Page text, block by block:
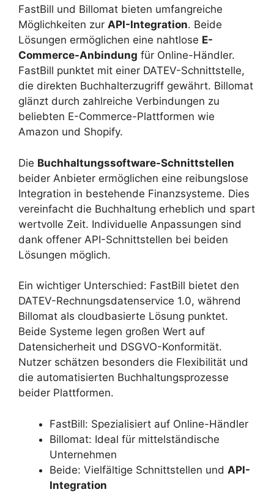
FastBill und Billomat bieten umfangreiche
Möglichkeiten zur API-Integration. Beide
Lösungen ermöglichen eine nahtlose E-
Commerce-Anbindung für Online-Händler.
FastBill punktet mit einer DATEV-Schnittstelle,
die direkten Buchhalterzugriff gewährt. Billomat
glänzt durch zahlreiche Verbindungen zu
beliebten E-Commerce-Plattformen wie
Amazon und Shopify.
Die Buchhaltungssoftware-Schnittstellen
beider Anbieter ermöglichen eine reibungslose
Integration in bestehende Finanzsysteme. Dies
vereinfacht die Buchhaltung erheblich und spart
wertvolle Zeit. Individuelle Anpassungen sind
dank offener API-Schnittstellen bei beiden
Lösungen möglich.
Ein wichtiger Unterschied: FastBill bietet den
DATEV-Rechnungsdatenservice 1.0, während
Billomat als cloudbasierte Lösung punktet.
Beide Systeme legen großen Wert auf
Datensicherheit und DSGVO-Konformität.
Nutzer schätzen besonders die Flexibilität und
die automatisierten Buchhaltungsprozesse
beider Plattformen.
FastBill: Spezialisiert auf Online-Händler
Billomat: Ideal für mittelständische
Unternehmen
Beide: Vielfältige Schnittstellen und API-
Integration